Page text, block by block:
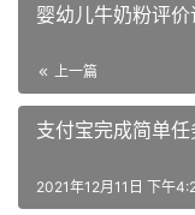
婴幼儿牛奶粉评
上一篇
支付宝完成简单
2021年12月11日 下午